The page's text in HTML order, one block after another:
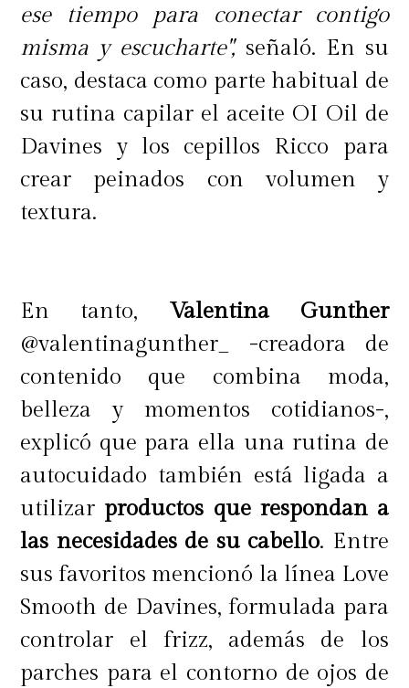
¿Dónde encontrarlo?Ya puedes
correr a los stands de Benefit en
tiendas Falabella o de manera
online acá.
ese tiempo para conectar contigo
misma y escucharte",señaló. En su
caso, destaca como parte habitual de
su rutina capilar el aceite OI Oil de
Davines y los cepillos Ricco para
crear peinados con volumen y
textura.
En tanto, Valentina Gunther
@valentinagunther_ -creadora de
contenido que combina moda,
belleza y momentos cotidianos-,
explicó que para ella una rutina de
autocuidado también está ligada a
utilizar productos que respondan a
las necesidades de su cabello. Entre
sus favoritos mencionó la línea Love
Smooth de Davines, formulada para
controlar el frizz, además de los
parches para el contorno de ojos de